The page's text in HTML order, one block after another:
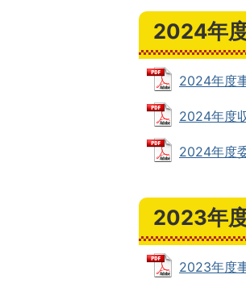
2024年
2024年度
2024年度
2024年度
2023年
2023年度